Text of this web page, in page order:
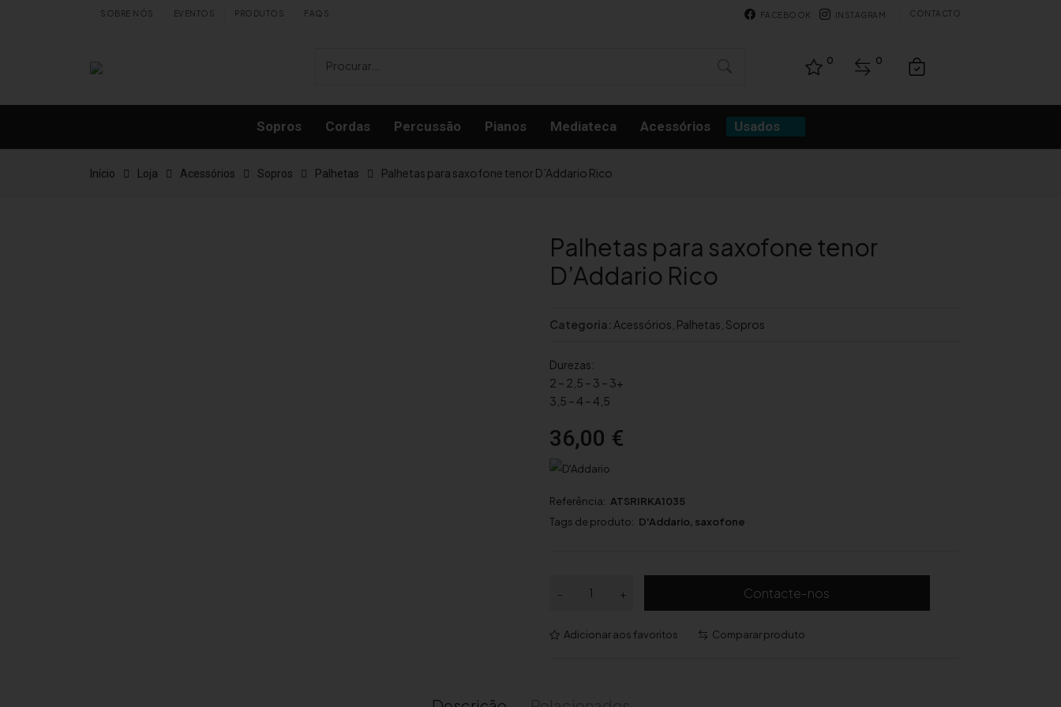
SOBRE NÓS EVENTOS PRODUTOS FAQS FACEBOOK INSTAGRAM CONTACTO
0 0
Sopros Cordas Percussão Pianos Mediateca Acessórios Usados
Início Loja Acessórios Sopros Palhetas Palhetas para saxofone tenor D’Addario Rico
Palhetas para saxofone tenor
D’Addario Rico
Categoria: Acessórios Palhetas Sopros
Durezas:
2 – 2,5 – 3 – 3+
3,5 – 4 – 4,5
36,00 €
Referência: ATSRIRKA1035
Tags de produto: D'Addario, saxofone
-
n
+ Contacte-nos
Adicionar aos favoritos Comparar produto